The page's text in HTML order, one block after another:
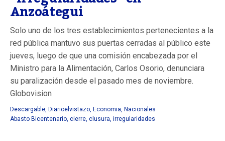
Anzoátegui
Solo uno de los tres establecimientos pertenecientes a la
red pública mantuvo sus puertas cerradas al público este
jueves, luego de que una comisión encabezada por el
Ministro para la Alimentación, Carlos Osorio, denunciara
su paralización desde el pasado mes de noviembre.
Globovision
Descargable Diarioelvistazo Economia Nacionales
Abasto Bicentenario cierre clusura irregularidades